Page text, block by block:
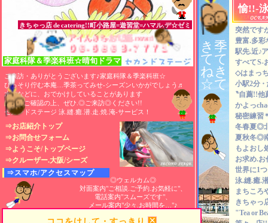
ご来訪・ありがとうございます♪家庭科隊＆季楽科班☆
ひっそり佇む本庵…季茶ってみせ-シーズンいかがでしょう ♬
水中などに、おでかけしていることがあります
所在をご確認の上、ぜひ.◎ご来訪◎ください!!
セカンドステージ 泳.縫.癒.潜.走.焼.淹-サービス！
⇒お店紹介トップ
⇒お問合せフォーム
⇒ようこそ/トップページ
⇒クルーザー.大阪/シーズ
⇒スマホ/アクセスマップ
◎ウェルカム◎
対面案内"ご相談.ご予約.お気軽に"、
電話案内"スムーズです"、
メール案内"少々.お時間を…"♪
家庭科隊＆季楽科班☆晴旬ドラマ
きちゃっ店decatering!!町小路屋=遊習堂=ハマル.デ☆ゼミ
アイんきち-お電話.now♬
アイんきち-お電話.now♬
アイんきち-お電話.now♬
０６-６８６３-７７７１
０６-６８６３-７７７１
０６-６８６３-７７７１
愉!!-
突然です
豊富.多
駅先.近♪
すべてS-
◇はまっ
小駅2分・
〝自薦!!
かよっ
秘密練習
冬春夏◎
夏秋冬◎
もよおし
お求め.お
世界に1
泳.縫.癒.
まちころ
きちゃっ
"Teaor
き
て
ね
☆
季
て
き
て
×